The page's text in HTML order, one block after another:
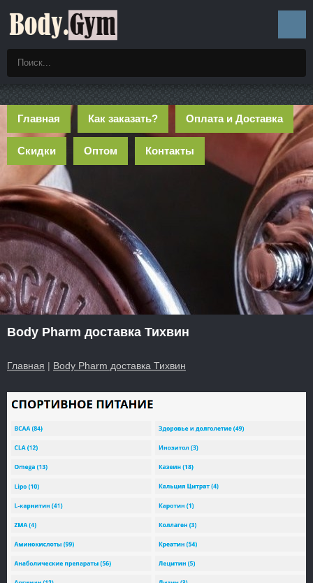
Главная Как заказать? Оплата и Доставка
Скидки Оптом Контакты
Body Pharm доставка Тихвин
Главная | Body Pharm доставка Тихвин